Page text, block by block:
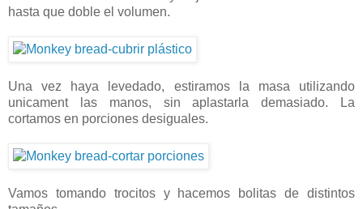
hasta que doble el volumen.
Una vez haya levedado, estiramos la masa utilizando
unicament las manos, sin aplastarla demasiado. La
cortamos en porciones desiguales.
Vamos tomando trocitos y hacemos bolitas de distintos